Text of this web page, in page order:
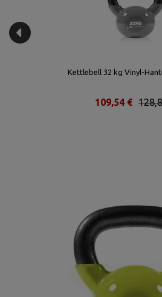
Kettlebell 32 kg Vinyl-
109,54 €